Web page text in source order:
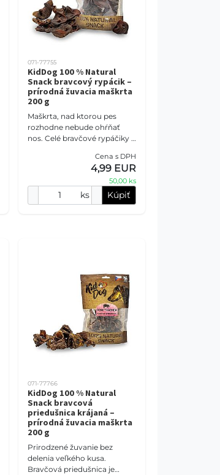
071-77755
KidDog 100 % Natural
Snack bravcový rypácik –
prírodná žuvacia maškrta
200 g
Maškrta, nad ktorou pes
rozhodne nebude ohŕňať
nos. Celé bravčové rypáčiky s
prirodzenú štruktúru na
žuvanie, mechanicky
Cena s DPH
4,99 EUR
50,00 ks
ks Kúpiť
071-77766
KidDog 100 % Natural
Snack bravcová
priedušnica krájaná –
prírodná žuvacia maškrta
200 g
Prirodzené žuvanie bez
delenia veľkého kusa.
Bravčová priedušnica je